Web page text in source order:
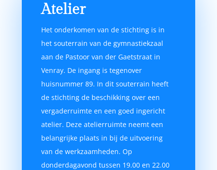
Atelier
Het onderkomen van de stichting is in
het souterrain van de gymnastiekzaal
aan de Pastoor van der Gaetstraat in
Venray. De ingang is tegenover
huisnummer 89. In dit souterrain heeft
de stichting de beschikking over een
vergaderruimte en een goed ingericht
atelier. Deze atelierruimte neemt een
belangrijke plaats in bij de uitvoering
van de werkzaamheden. Op
donderdagavond tussen 19.00 en 22.00